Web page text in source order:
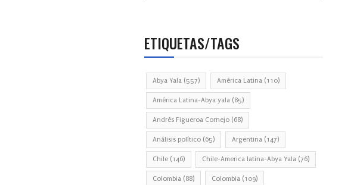
ETIQUETAS/TAGS
Abya Yala (557) América Latina (110)
América Latina-Abya yala (85)
Andrés Figueroa Cornejo (68)
Análisis político (65) Argentina (147)
Chile (146) Chile-America latina-Abya Yala (76)
Colombia (88) Colombia (109)